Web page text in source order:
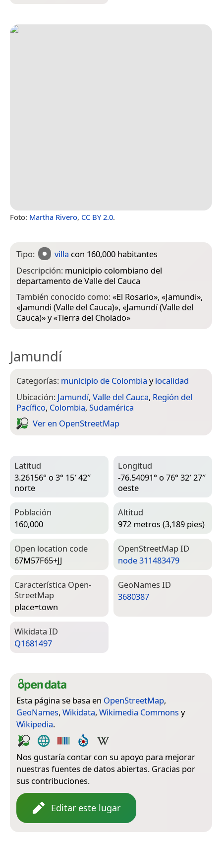
Foto: Martha Rivero, CC BY 2.0.
Tipo: villa con 160,000 habitantes
Descripción: municipio colombiano del
departamento de Valle del Cauca
También conocido como:«El Rosario», «Jamundi»,
«Jamundi (Valle del Cauca)», «Jamundí (Valle del
Cauca)» y «Tierra del Cholado»
Jamundí
Categorías: municipio de Colombia ylocalidad
Ubicación: Jamundí, Valle del Cauca, Región del
Pacífico, Colombia, Sudamérica
Ver en Open­Street­Map
Latitud
3.26156° o 3° 15′ 42″
norte
Longitud
-76.54091° o 76° 32′ 27″
oeste
Población
160,000
Altitud
972 metros (3,189 pies)
Open location code
67M57F65+JJ
Open­Street­Map ID
node 311483479
Característica Open­
Street­Map
place=­town
Geo­Names ID
3680387
Wiki­data ID
Q1681497
Esta página se basa en OpenStreetMap,
GeoNames, Wikidata, Wikimedia Commons y
Wikipedia.
Nos gustaría contar con su apoyo para mejorar
nuestras fuentes de datos abiertas. Gracias por
sus contribuciones.
Editar este lugar